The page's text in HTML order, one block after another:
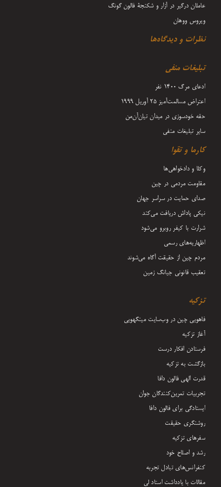
عاملان درگیر در آزار و شکنجۀ فالون گونگ
ویروس ووهان
نظرات و دیدگاه‌ها
تبلیغات منفی
ادعای مرگ 1400 نفر
اعتراض مسالمت‌آمیز ۲۵ آوریل ۱۹۹۹
حقه خودسوزی در میدان تیان‌آن‌من
سایر تبلیغات منفی
کارما و تقوا
وکلا و دادخواهی‌ها
مقاومت مردمی در چین
صدای حمایت در سراسر جهان
نیکی پاداش دریافت می‌کند
شرارت با کیفر روبرو می‌شود
اظهاریه‌های رسمی
مردم چین از حقیقت آگاه می‌شوند
تعقیب قانونی جیانگ زمین
تزکیه
فاهویی چین در وب‌سایت مینگهویی
آغاز تزکیه
فرستادن افکار درست
بازگشت به تزکیه
قدرت الهی فالون دافا
تجربیات تمرین‌کنندگان جوان
ایستادگی برای فالون دافا
روشنگری حقیقت
سفرهای تزکیه
رشد و اصلاح خود
کنفرانس‌های تبادل تجربه
مقالات با یادداشت‌ استاد لی